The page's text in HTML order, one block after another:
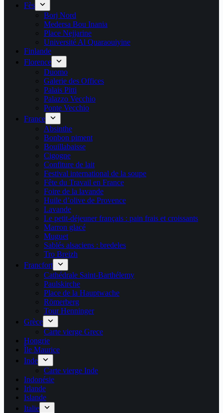
Fès
Borj Nord
Medersa Bou Inania
Place Nejjarine
Université Al Quaraouiyine
Finlande
Florence
Duomo
Galerie des Offices
Palais Pitti
Palazzo Vecchio
Ponte Vecchio
France
Absinthe
Bonbon piment
Bouillabaisse
Cigogne
Confiture de lait
Festival international de la soupe
Fête du Travail en France
Foire de la lavande
Huile d’olive de Provence
Lavande
Le petit-déjeuner français : pain frais et croissants
Marron glacé
Muguet
Sablés alsaciens : bredeles
Tro Breizh
Francfort
Cathédrale Saint-Barthélemy
Paulskirche
Place de la Hauptwache
Römerberg
Tour Henninger
Grèce
Carte vierge Grece
Hongrie
Île Maurice
Inde
Carte vierge Inde
Indonésie
Irlande
Islande
Italie